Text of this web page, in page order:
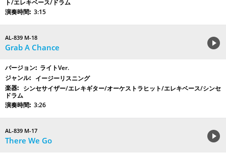
ト/エレキベース/ドラム
3:15
AL-839 M-18
Grab A Chance
ライトVer.
イージーリスニング
シンセサイザー/エレキギター/オーケストラヒット/エレキベース/シンセ
ドラム
3:26
AL-839 M-17
There We Go